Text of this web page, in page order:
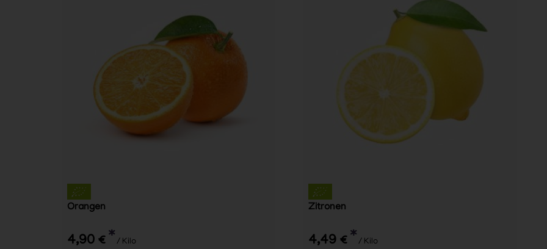
Orangen
4,90 € * / Kilo
Zitronen
4,49 € * / Kilo